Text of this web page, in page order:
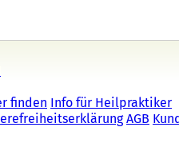
finden Info für Heilpraktiker
AGB